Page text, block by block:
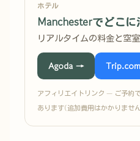
ホテル
Manchesterでどこ
リアルタイムの料金と空室
Agoda →
アフィリエイトリンク — ご予約
あります(追加費用はかかりません